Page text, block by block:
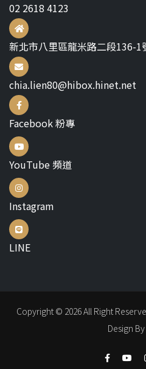
02 2618 4123
新北市八里區龍米路二段136-1
chia.lien80@hibox.hinet.net
Facebook 粉專
YouTube 頻道
Instagram
LINE
Copyright © 2026 All Right
Design